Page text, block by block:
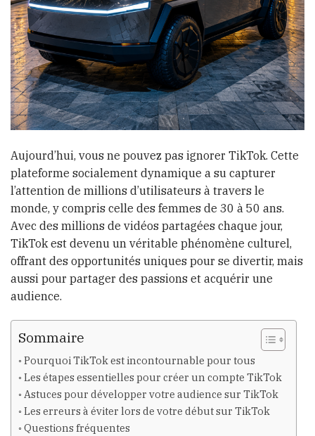
Aujourd’hui, vous ne pouvez pas ignorer TikTok. Cette
plateforme socialement dynamique a su capturer
l’attention de millions d’utilisateurs à travers le
monde, y compris celle des femmes de 30 à 50 ans.
Avec des millions de vidéos partagées chaque jour,
TikTok est devenu un véritable phénomène culturel,
offrant des opportunités uniques pour se divertir, mais
aussi pour partager des passions et acquérir une
audience.
Sommaire
Pourquoi TikTok est incontournable pour tous
Les étapes essentielles pour créer un compte TikTok
Astuces pour développer votre audience sur TikTok
Les erreurs à éviter lors de votre début sur TikTok
Questions fréquentes